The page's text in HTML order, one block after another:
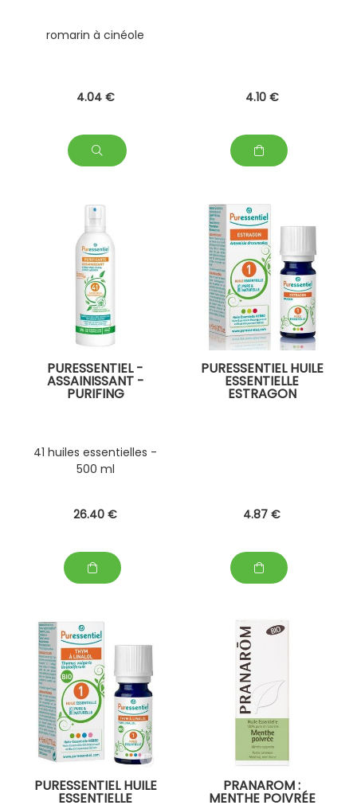
romarin à cinéole
4.04 € 4.10 €
PURESSENTIEL -
ASSAINISSANT -
PURIFING
41 huiles essentielles -
500 ml
26.40 €
PURESSENTIEL HUILE
ESSENTIELLE
ESTRAGON
4.87 €
PURESSENTIEL HUILE
ESSENTIELLE
PRANAROM :
MENTHE POIVRÉE